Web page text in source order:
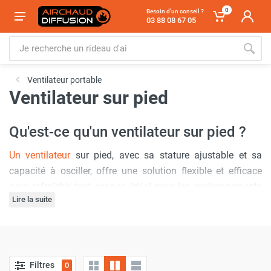
Besoin d'un conseil ?
03 88 08 67 05
0
Ventilateur portable
Ventilateur sur pied
Qu'est-ce qu'un ventilateur sur pied ?
Un ventilateursur pied, avec sa stature ajustable et sa
capacité à osciller, offre une solution flexible et efficace
pour rafraîchir tout espace. Idéal pour les environnements
où les besoins varient, ce type de ventilateur permet de
d'une installation fixe. Sa mobilité le rend parfait pour les
Pourquoi acheter un ventilateur sur
Lire la suite
Filtres 0